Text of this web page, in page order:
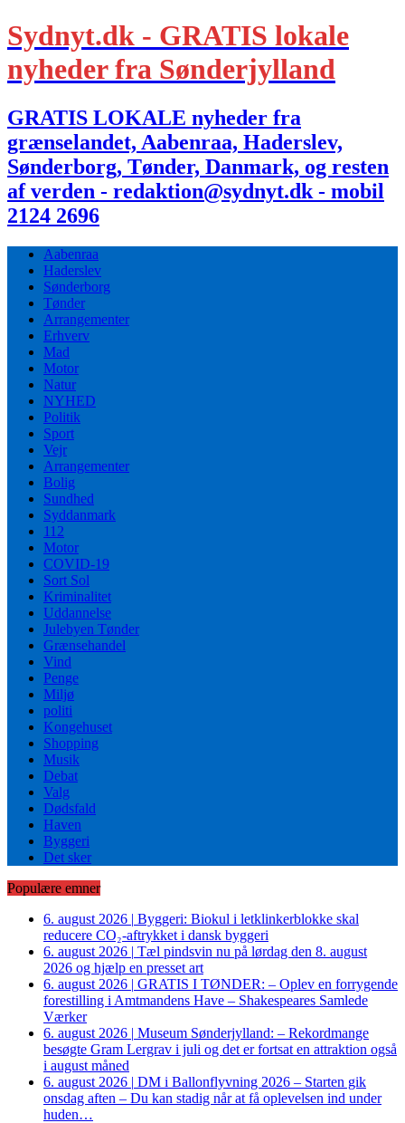
Sydnyt.dk - GRATIS lokale
nyheder fra Sønderjylland
GRATIS LOKALE nyheder fra
grænselandet, Aabenraa, Haderslev,
Sønderborg, Tønder, Danmark, og resten
af verden - redaktion@sydnyt.dk - mobil
2124 2696
Aabenraa
Haderslev
Sønderborg
Tønder
Arrangementer
Erhverv
Mad
Motor
Natur
NYHED
Politik
Sport
Vejr
Arrangementer
Bolig
Sundhed
Syddanmark
112
Motor
COVID-19
Sort Sol
Kriminalitet
Uddannelse
Julebyen Tønder
Grænsehandel
Vind
Penge
Miljø
politi
Kongehuset
Shopping
Musik
Debat
Valg
Dødsfald
Haven
Byggeri
Det sker
Populære emner
6. august 2026 | Byggeri: Biokul i letklinkerblokke skal
reducere CO₂-aftrykket i dansk byggeri
6. august 2026 | Tæl pindsvin nu på lørdag den 8. august
2026 og hjælp en presset art
6. august 2026 | GRATIS I TØNDER: – Oplev en forrygende
forestilling i Amtmandens Have – Shakespeares Samlede
Værker
6. august 2026 | Museum Sønderjylland: – Rekordmange
besøgte Gram Lergrav i juli og det er fortsat en attraktion også
i august måned
6. august 2026 | DM i Ballonflyvning 2026 – Starten gik
onsdag aften – Du kan stadig når at få oplevelsen ind under
huden…